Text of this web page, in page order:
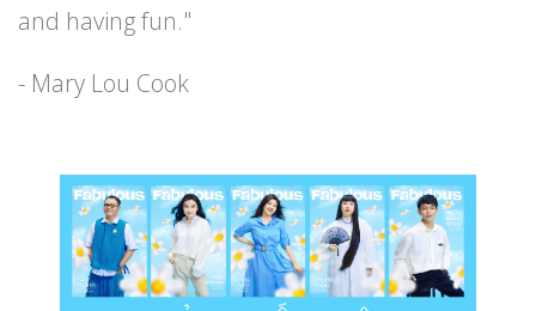
and having fun."
- Mary Lou Cook